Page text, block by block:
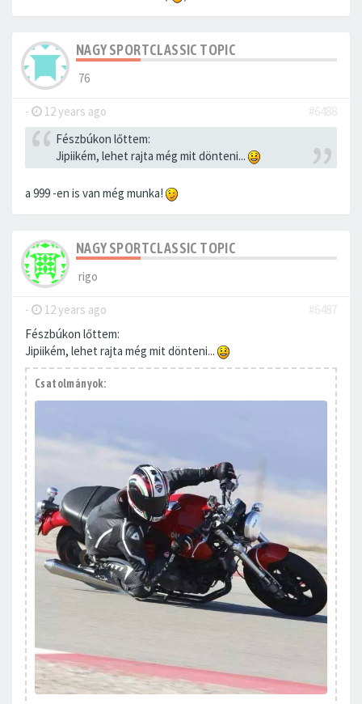
NAGY SPORTCLASSIC TOPIC
76
- 12 years ago
#6488
Fészbúkon lőttem:
Jipiikém, lehet rajta még mit dönteni...
a 999 -en is van még munka!
NAGY SPORTCLASSIC TOPIC
rigo
- 12 years ago
#6487
Fészbúkon lőttem:
Jipiikém, lehet rajta még mit dönteni...
Csatolmányok: